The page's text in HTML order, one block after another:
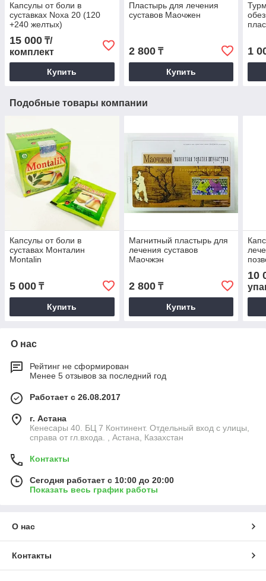
Капсулы от боли в
суставках Noxa 20 (120
+240 желтых)
15 000 ₸/
комплект
Купить
Пластырь для лечения
суставов Маочжен
2 800₸
Купить
1
Подобные товары компании
Капсулы от боли в
суставах Монталин
Montalin
5 000 ₸
Купить
Магнитный пластырь для
лечения суставов
Маочжэн
2 800₸
Купить
10
О нас
Рейтинг не сформирован
Менее 5 отзывов за последний год
Работает с 26.08.2017
г. Астана
Кенесары 40. БЦ 7 Континент. Отдельный вход с улицы,
справа от гл.входа. , Астана, Казахстан
Контакты
Сегодня работает с 10:00 до 20:00
Показать весь график работы
О нас
Контакты